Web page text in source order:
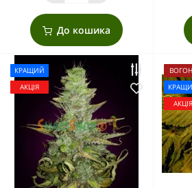
До кошика
КРАЩИЙ
АКЦІЯ
АКЦІЯ